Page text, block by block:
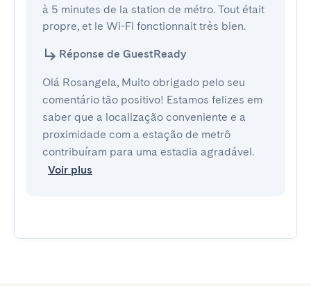
à 5 minutes de la station de métro. Tout était
propre, et le Wi-Fi fonctionnait très bien.
Réponse de GuestReady
Olá Rosangela, Muito obrigado pelo seu
comentário tão positivo! Estamos felizes em
saber que a localização conveniente e a
proximidade com a estação de metrô
contribuíram para uma estadia agradável.
Voir plus